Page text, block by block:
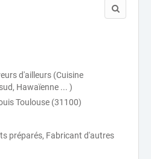
d'ailleurs (Cuisine
Hawaïenne ... )
Toulouse (31100)
préparés, Fabricant d'autres